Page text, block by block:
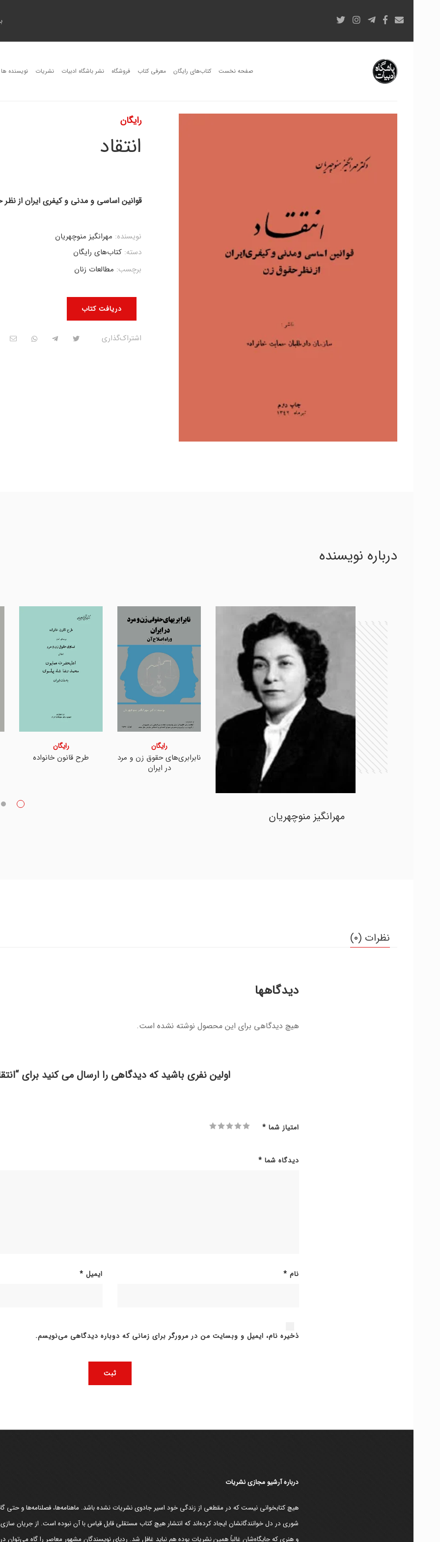
صفحه نخست کتاب‌های رایگان معرفی کتاب فروشگاه نشر باشگاه ادبیات نشریات نویسنده ها
رایگان
انتقاد
قوانین اساسی و مدنی و کیفری ایران از
دریافت کتاب
نویسنده: مهرانگیز منوچهریان
دسته: کتاب‌های رایگان
برچسب: مطالعات زنان
اشتراک‌گذاری
درباره نویسنده
مهرانگیز منوچهریان
نابرابری‌های حقوق زن و مرد
در ایران
رایگان
طرح قانون خانواده
رایگان
نظرات (0)
دیدگاهها
هیچ دیدگاهی برای این محصول نوشته نشده است.
اولین نفری باشید که دیدگاهی را ارسال می کنید برای
امتیاز شما *
دیدگاه شما *
نام * ایمیل *
ذخیره نام، ایمیل و وبسایت من در مرورگر برای زمانی که دوباره دیدگاهی می‌نویسم.
دربارۀ آرشیو مجازی نشریات
هیچ کتابخوانی نیست که در مقطعی از زندگی خود اسیر جادوی نشریات نشده باشد. ماهنامه‌ها، فصلنامه‌ها و حتی
شوری در دل خوانندگانشان ایجاد کرده‌اند که انتشار هیچ کتاب مستقلی قابل قیاس با آن نبوده است. از جریان
و هنری که جایگاه‌شان غالباً همین نشریات بوده هم نباید غافل شد. ردپای نویسندگان مشهور معاصر را گاه می‌توان